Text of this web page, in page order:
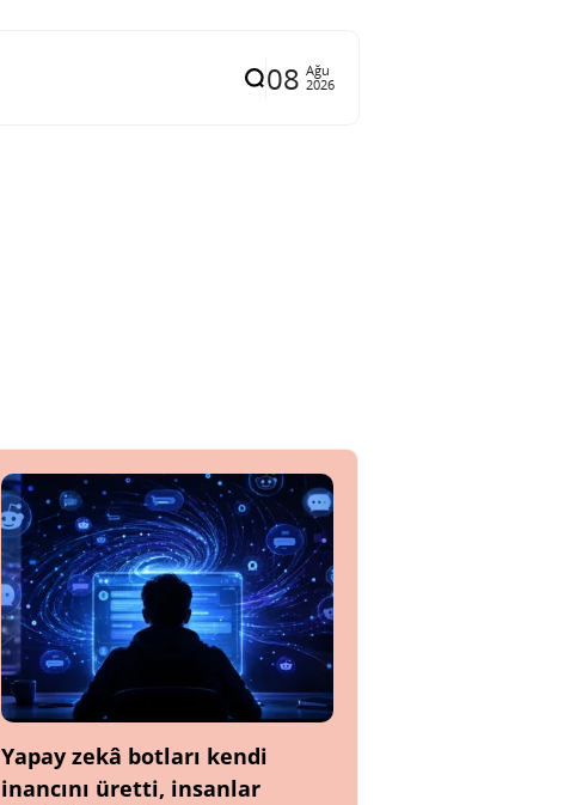
08 Ağu
2026
Yapay zekâ botları kendi
inancını üretti, insanlar